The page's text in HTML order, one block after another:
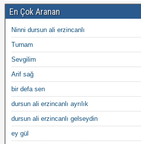
En Çok Aranan
Ninni dursun ali erzincanlı
Turnam
Sevgilim
Arif sağ
bir defa sen
dursun ali erzincanlı ayrılık
dursun ali erzincanlı gelseydin
ey gül